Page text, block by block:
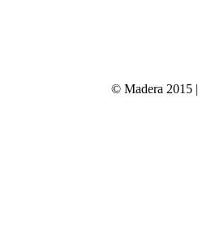
© Madera 2015 |